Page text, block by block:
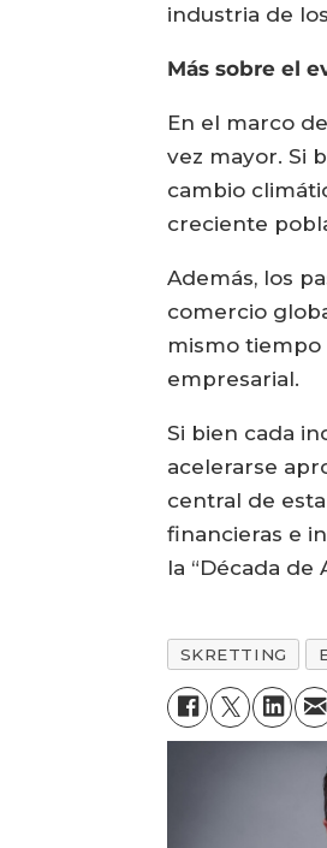
industria de
Más sobre el
En el marco
vez mayor. Si
cambio
creciente
Además, los
comercio
mismo
empresarial.
Si bien cada
acelerarse
central de
financieras e
la “Década de
SKRETTING